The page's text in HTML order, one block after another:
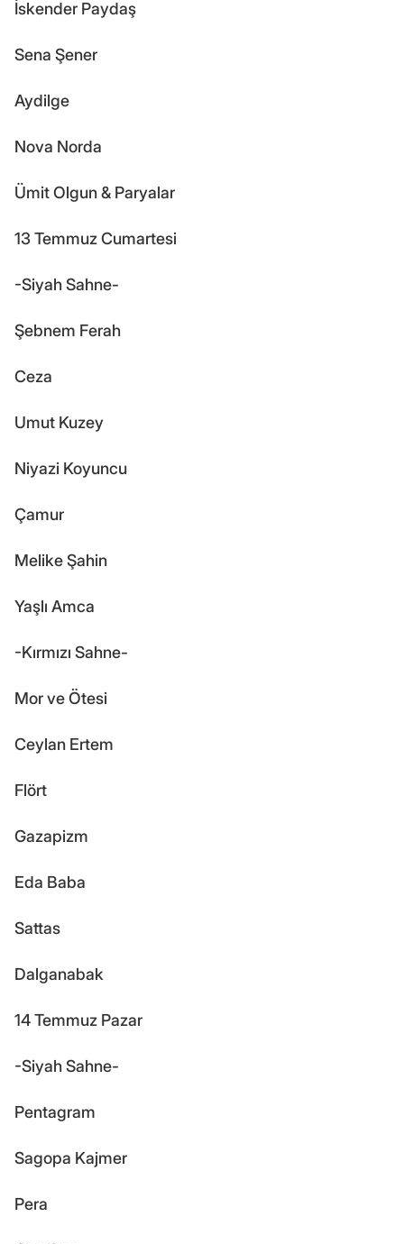
İskender Paydaş
Sena Şener
Aydilge
Nova Norda
Ümit Olgun & Paryalar
13 Temmuz Cumartesi
-Siyah Sahne-
Şebnem Ferah
Ceza
Umut Kuzey
Niyazi Koyuncu
Çamur
Melike Şahin
Yaşlı Amca
-Kırmızı Sahne-
Mor ve Ötesi
Ceylan Ertem
Flört
Gazapizm
Eda Baba
Sattas
Dalganabak
14 Temmuz Pazar
-Siyah Sahne-
Pentagram
Sagopa Kajmer
Pera